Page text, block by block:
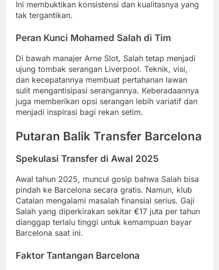
Ini membuktikan konsistensi dan kualitasnya yang
tak tergantikan.
Peran Kunci Mohamed Salah di Tim
Di bawah manajer Arne Slot, Salah tetap menjadi
ujung tombak serangan Liverpool. Teknik, visi,
dan kecepatannya membuat pertahanan lawan
sulit mengantisipasi serangannya. Keberadaannya
juga memberikan opsi serangan lebih variatif dan
menjadi inspirasi bagi rekan setim.
Putaran Balik Transfer Barcelona
Spekulasi Transfer di Awal 2025
Awal tahun 2025, muncul gosip bahwa Salah bisa
pindah ke Barcelona secara gratis. Namun, klub
Catalan mengalami masalah finansial serius. Gaji
Salah yang diperkirakan sekitar €17 juta per tahun
dianggap terlalu tinggi untuk kemampuan bayar
Barcelona saat ini.
Faktor Tantangan Barcelona